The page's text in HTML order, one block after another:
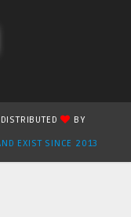
DISTRIBUTED
BY
EXIST SINCE 2013